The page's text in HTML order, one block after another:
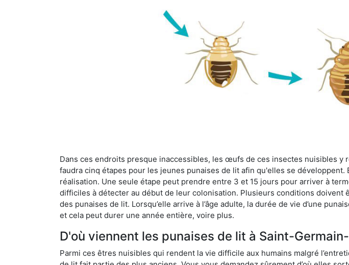
Dans ces endroits presque inaccessibles, les œufs de ces insectes nuisibles y
faudra cinq étapes pour les jeunes punaises de lit afin qu'elles se
réalisation. Une seule étape peut prendre entre 3 et 15 jours pour arriver à
difficiles à détecter au début de leur colonisation. Plusieurs conditions
des punaises de lit. Lorsqu’elle arrive à l’âge adulte, la durée de vie d’une
et cela peut durer une année entière, voire plus.
D'où viennent les punaises de lit à Saint-
Parmi ces êtres nuisibles qui rendent la vie difficile aux humains malgré